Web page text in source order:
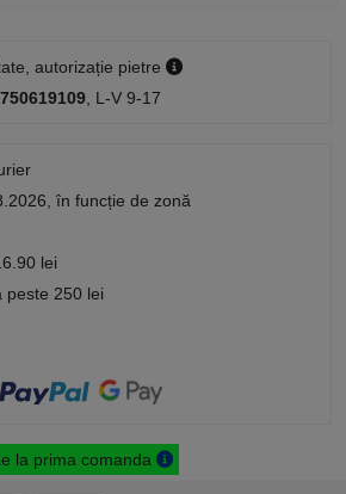
autorizație pietre
, L-V 9-17
în funcție de zonă
lei
peste 250 lei
la prima comanda